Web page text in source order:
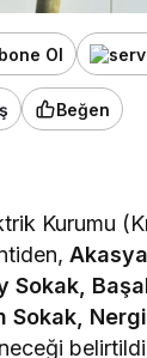
Ol
Beğen
Kurumu
Sokak,
Sokak,